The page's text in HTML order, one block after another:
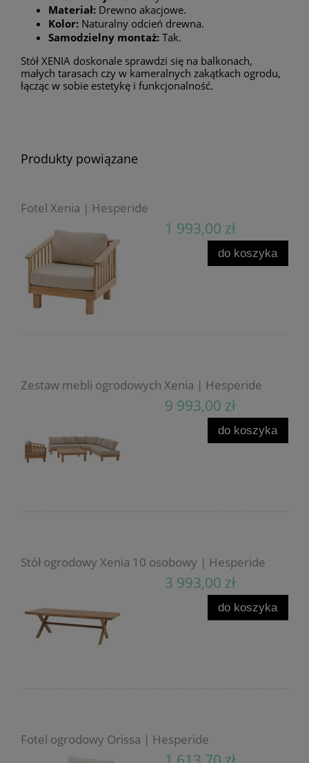
Materiał: Drewno akacjowe.
Kolor: Naturalny odcień drewna.
Samodzielny montaż: Tak.
Stół XENIA doskonale sprawdzi się na balkonach,
małych tarasach czy w kameralnych zakątkach ogrodu,
łącząc w sobie estetykę i funkcjonalność.
Produkty powiązane
Fotel Xenia | Hesperide
1 993,00 zł
do koszyka
Zestaw mebli ogrodowych Xenia | Hesperide
9 993,00 zł
do koszyka
Stół ogrodowy Xenia 10 osobowy | Hesperide
3 993,00 zł
do koszyka
Fotel ogrodowy Orissa | Hesperide